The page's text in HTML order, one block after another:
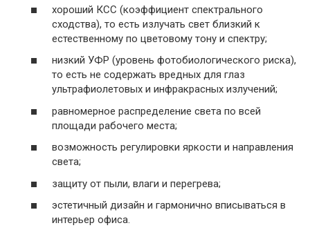
хороший КСС (коэффициент спектрального
сходства), то есть излучать свет близкий к
естественному по цветовому тону и спектру;
низкий УФР (уровень фотобиологического риска),
то есть не содержать вредных для глаз
ультрафиолетовых и инфракрасных излучений;
равномерное распределение света по всей
площади рабочего места;
возможность регулировки яркости и направления
света;
защиту от пыли, влаги и перегрева;
эстетичный дизайн и гармонично вписываться в
интерьер офиса.